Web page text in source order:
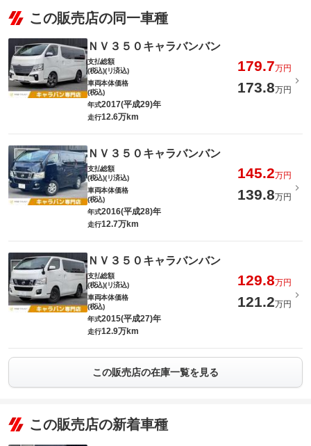
この販売店の同一車種
ＮＶ３５０キャラバンバン
支払総額
(税込)(リ済込)
179.7万円
車両本体価格
(税込)
173.8万円
年式2017(平成29)年
走行12.6万km
ＮＶ３５０キャラバンバン
支払総額
(税込)(リ済込)
145.2万円
車両本体価格
(税込)
139.8万円
年式2016(平成28)年
走行12.7万km
ＮＶ３５０キャラバンバン
支払総額
(税込)(リ済込)
129.8万円
車両本体価格
(税込)
121.2万円
年式2015(平成27)年
走行12.9万km
この販売店の在庫一覧を見る
この販売店の新着車種